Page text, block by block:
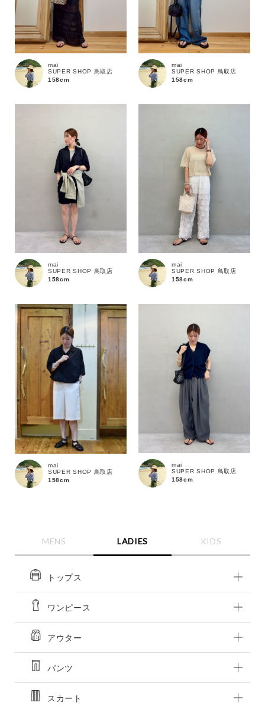
mai
SUPER SHOP 鳥取店
158cm
mai
SUPER SHOP 鳥取店
158cm
mai
SUPER SHOP 鳥取店
158cm
mai
SUPER SHOP 鳥取店
158cm
mai
SUPER SHOP 鳥取店
158cm
mai
SUPER SHOP 鳥取店
158cm
MENS LADIES KIDS
トップス
ワンピース
アウター
パンツ
スカート